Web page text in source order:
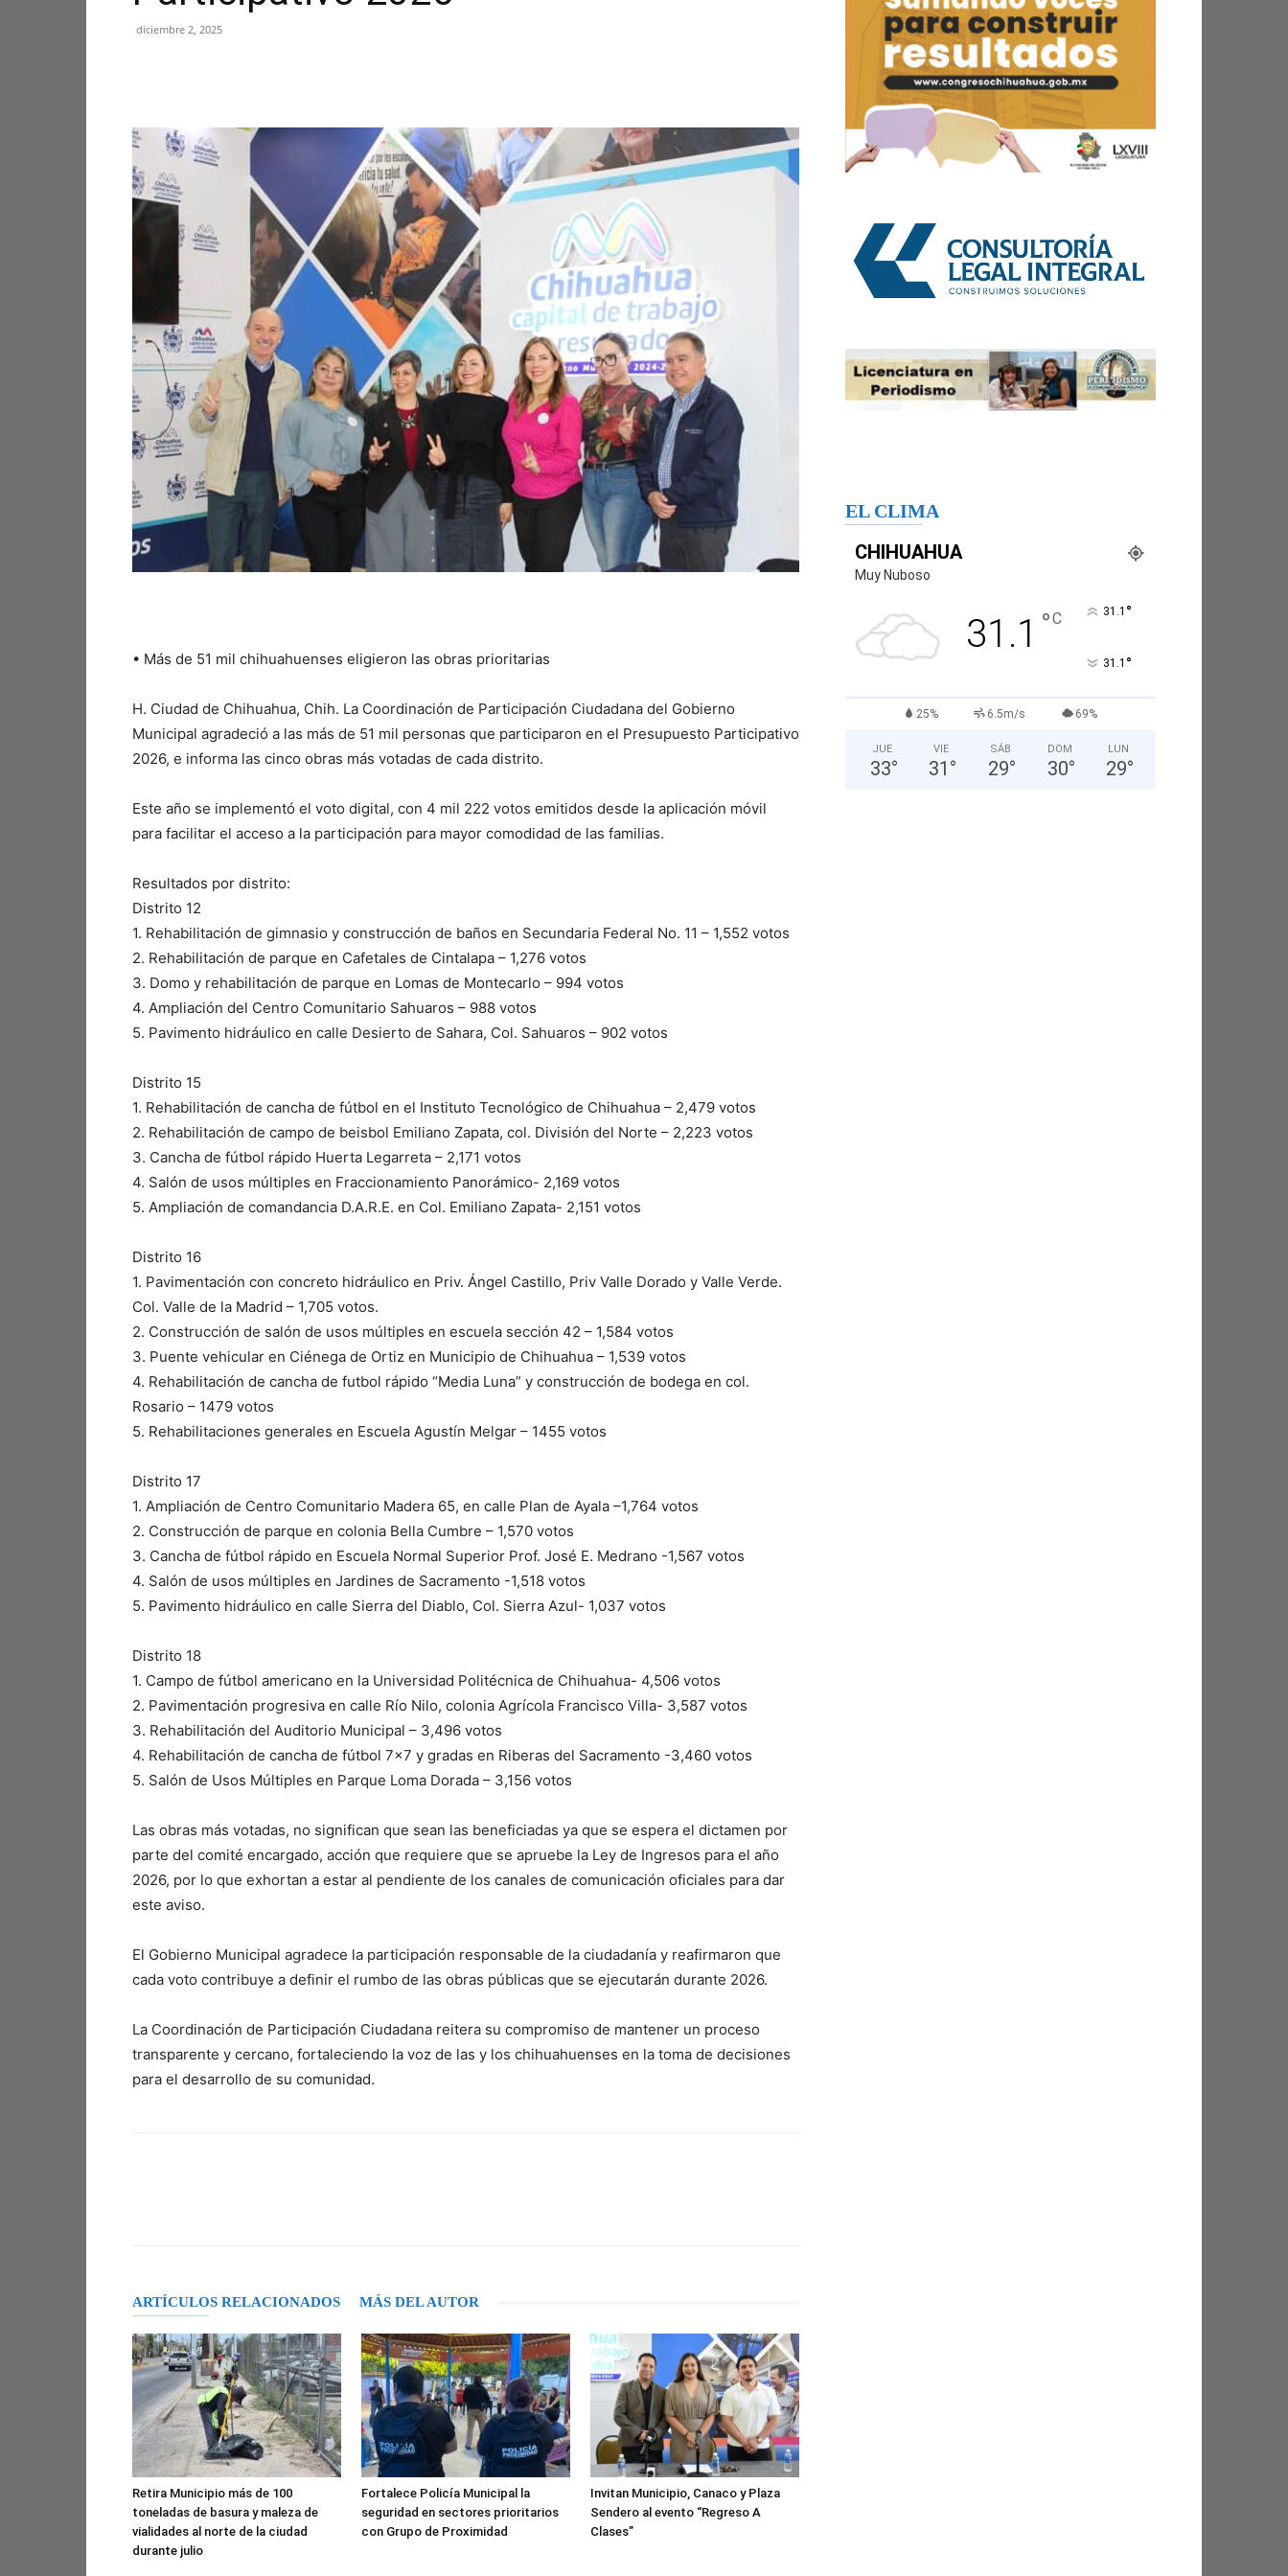
diciembre 2, 2025
•⁠ ⁠Más de 51 mil chihuahuenses eligieron las obras prioritarias
H. Ciudad de Chihuahua, Chih. La Coordinación de Participación Ciudadana del Gobierno
Municipal agradeció a las más de 51 mil personas que participaron en el Presupuesto Participativo
2026, e informa las cinco obras más votadas de cada distrito.
Este año se implementó el voto digital, con 4 mil 222 votos emitidos desde la aplicación móvil
para facilitar el acceso a la participación para mayor comodidad de las familias.
Resultados por distrito:
Distrito 12
1.⁠ ⁠Rehabilitación de gimnasio y construcción de baños en Secundaria Federal No. 11 – 1,552 votos
2.⁠ ⁠Rehabilitación de parque en Cafetales de Cintalapa – 1,276 votos
3.⁠ ⁠Domo y rehabilitación de parque en Lomas de Montecarlo – 994 votos
4.⁠ ⁠Ampliación del Centro Comunitario Sahuaros – 988 votos
5.⁠ ⁠Pavimento hidráulico en calle Desierto de Sahara, Col. Sahuaros – 902 votos
Distrito 15
1.⁠ ⁠Rehabilitación de cancha de fútbol en el Instituto Tecnológico de Chihuahua – 2,479 votos
2.⁠ ⁠Rehabilitación de campo de beisbol Emiliano Zapata, col. División del Norte – 2,223 votos
3.⁠ ⁠Cancha de fútbol rápido Huerta Legarreta – 2,171 votos
4.⁠ ⁠Salón de usos múltiples en Fraccionamiento Panorámico- 2,169 votos
5.⁠ ⁠Ampliación de comandancia D.A.R.E. en Col. Emiliano Zapata- 2,151 votos
Distrito 16
1.⁠ ⁠Pavimentación con concreto hidráulico en Priv. Ángel Castillo, Priv Valle Dorado y Valle Verde.
Col. Valle de la Madrid – 1,705 votos.
2.⁠ ⁠Construcción de salón de usos múltiples en escuela sección 42 – 1,584 votos
3.⁠ ⁠Puente vehicular en Ciénega de Ortiz en Municipio de Chihuahua – 1,539 votos
4.⁠ ⁠Rehabilitación de cancha de futbol rápido “Media Luna” y construcción de bodega en col.
Rosario – 1479 votos
5.⁠ ⁠Rehabilitaciones generales en Escuela Agustín Melgar – 1455 votos
Distrito 17
1.⁠ ⁠Ampliación de Centro Comunitario Madera 65, en calle Plan de Ayala –1,764 votos
2.⁠ ⁠Construcción de parque en colonia Bella Cumbre – 1,570 votos
3.⁠ ⁠Cancha de fútbol rápido en Escuela Normal Superior Prof. José E. Medrano -1,567 votos
4.⁠ ⁠Salón de usos múltiples en Jardines de Sacramento -1,518 votos
5.⁠ ⁠Pavimento hidráulico en calle Sierra del Diablo, Col. Sierra Azul- 1,037 votos
Distrito 18
1.⁠ ⁠Campo de fútbol americano en la Universidad Politécnica de Chihuahua- 4,506 votos
2.⁠ ⁠Pavimentación progresiva en calle Río Nilo, colonia Agrícola Francisco Villa- 3,587 votos
3.⁠ ⁠Rehabilitación del Auditorio Municipal – 3,496 votos
4.⁠ ⁠Rehabilitación de cancha de fútbol 7×7 y gradas en Riberas del Sacramento -3,460 votos
5.⁠ ⁠Salón de Usos Múltiples en Parque Loma Dorada – 3,156 votos
Las obras más votadas, no significan que sean las beneficiadas ya que se espera el dictamen por
parte del comité encargado, acción que requiere que se apruebe la Ley de Ingresos para el año
2026, por lo que exhortan a estar al pendiente de los canales de comunicación oficiales para dar
este aviso.
El Gobierno Municipal agradece la participación responsable de la ciudadanía y reafirmaron que
cada voto contribuye a definir el rumbo de las obras públicas que se ejecutarán durante 2026.
La Coordinación de Participación Ciudadana reitera su compromiso de mantener un proceso
transparente y cercano, fortaleciendo la voz de las y los chihuahuenses en la toma de decisiones
para el desarrollo de su comunidad.
ARTÍCULOS RELACIONADOS MÁS DEL AUTOR
Retira Municipio más de 100
toneladas de basura y maleza de
vialidades al norte de la ciudad
durante julio
Fortalece Policía Municipal la
seguridad en sectores prioritarios
con Grupo de Proximidad
Invitan Municipio, Canaco y Plaza
Sendero al evento “Regreso A
Clases”
EL CLIMA
CHIHUAHUA
Muy Nuboso
31.1 °C 31.1 °
31.1 °
25% 6.5m/s 69%
JUE
33°
VIE
31 °
SÁB
29°
DOM
30°
LUN
29°